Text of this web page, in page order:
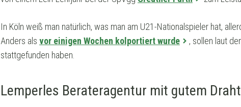
In Köln weiß man natürlich, was man am U21-Nationalspieler hat,
Anders als vor einigen Wochen kolportiert wurde , sollen laut
stattgefunden haben.
Lemperles Berateragentur mit gutem